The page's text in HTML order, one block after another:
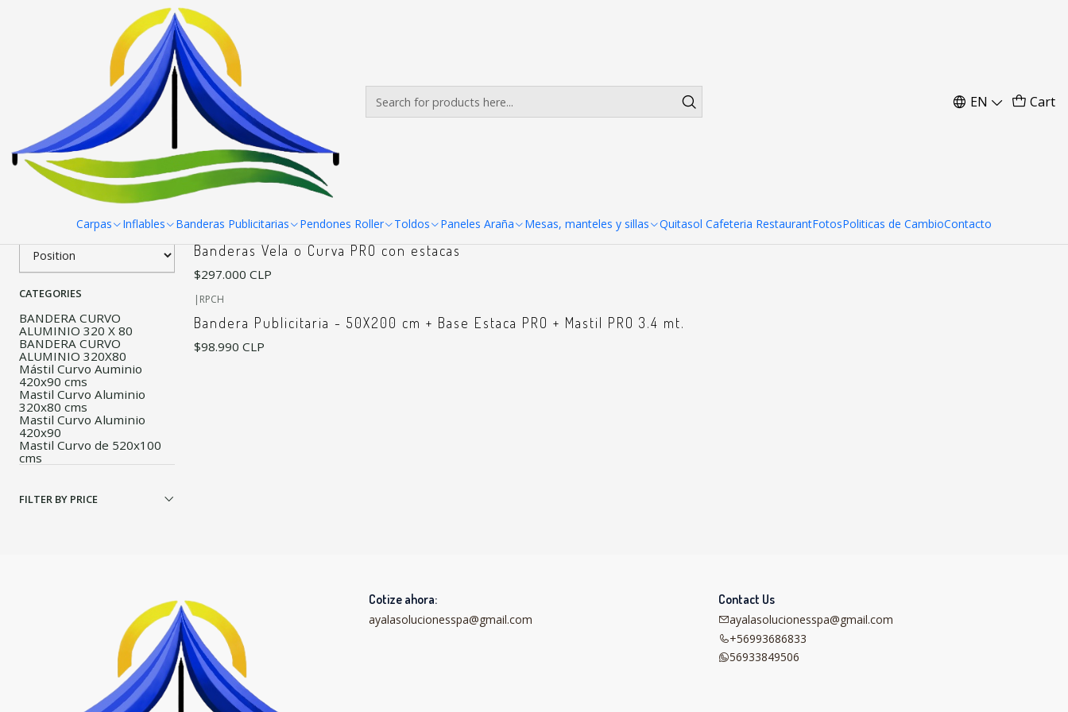
EN Cart
Carpas Inflables Banderas Publicitarias Pendones Roller Toldos Paneles Araña Mesas, manteles y sillas Quitasol Cafeteria RestaurantFotosPoliticas de CambioContacto
Banderas Publicitarias Curva o vela
Curva o vela
Filter products
1-3 of 3 products
Apply filters
CATEGORIES
BANDERA CURVO
ALUMINIO 320 X 80
BANDERA CURVO
ALUMINIO 320X80
Mástil Curvo Auminio
420x90 cms
Mastil Curvo Aluminio
320x80 cms
Mastil Curvo Aluminio
420x90
Mastil Curvo de 520x100
cms
FILTER BY PRICE
|RPCH
Banderas Vela o Curva
|
Banderas Vela o Curva PRO con estacas
$297.000 CLP
| RPCH
Bandera Publicitaria - 50X200 cm + Base Estaca PRO + Mastil PRO 3.4 mt.
$98.990 CLP
Cotize ahora:
ayalasolucionesspa@gmail.com
Contact Us
ayalasolucionesspa@gmail.com
+56993686833
56933849506